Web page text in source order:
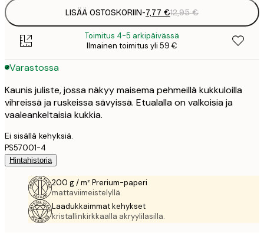
LISÄÄ OSTOSKORIIN-7,77 €12,95 €
Toimitus 4-5 arkipäivässä
Ilmainen toimitus yli 59 €
Varastossa
Kaunis juliste, jossa näkyy maisema pehmeillä kukkuloilla
vihreissä ja ruskeissa sävyissä. Etualalla on valkoisia ja
vaaleankeltaisia kukkia.
Ei sisällä kehyksiä.
PS57001-4
Hintahistoria
200 g / m² Prerium-paperi
mattaviimeistelyllä.
Laadukkaimmat kehykset
kristallinkirkkaalla akryylilasilla.